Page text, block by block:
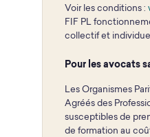
Voir les conditions :
FIF PL
collectif et
Pour les avocats
Les Organismes
Agréés des
susceptibles de
de formation au